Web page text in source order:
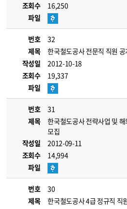
조회수
16,250
파일
번호
32
제목
한국철도공사 전문직 직원 공
작성일
2012-10-18
조회수
19,337
파일
번호
31
제목
한국철도공사 전략사업 및
모집
작성일
2012-09-11
조회수
14,994
파일
번호
30
제목
한국철도공사 4급 정규직 직